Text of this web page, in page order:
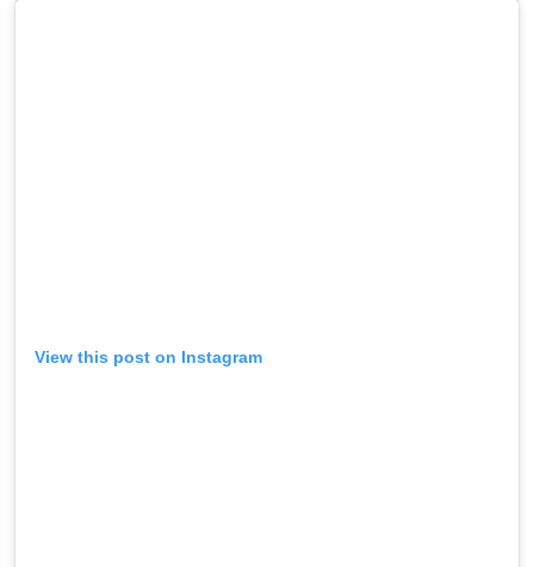
View this post on Instagram